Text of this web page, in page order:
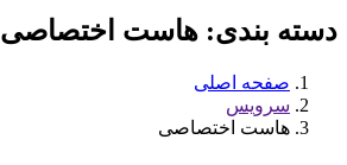
دسته بندی: هاست اختصاصی
صفحه اصلی
سرویس
هاست اختصاصی